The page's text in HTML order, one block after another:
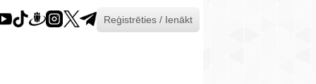
Reģistrēties / Ienākt